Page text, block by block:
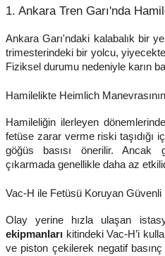
1. Ankara Tren Garı'nda
Ankara Garı'ndaki kalabalık bir
trimesterindeki bir yolcu,
Fiziksel durumu nedeniyle karın
Hamilelikte Heimlich
Hamileliğin ilerleyen
fetüse zarar verme riski taşıdığı
göğüs basısı önerilir. Ancak
çıkarmada genellikle daha az
Vac-H ile Fetüsü Koruyan Güvenli
Olay yerine hızla ulaşan
ekipmanları kitindeki Vac-H’i
ve piston çekilerek negatif